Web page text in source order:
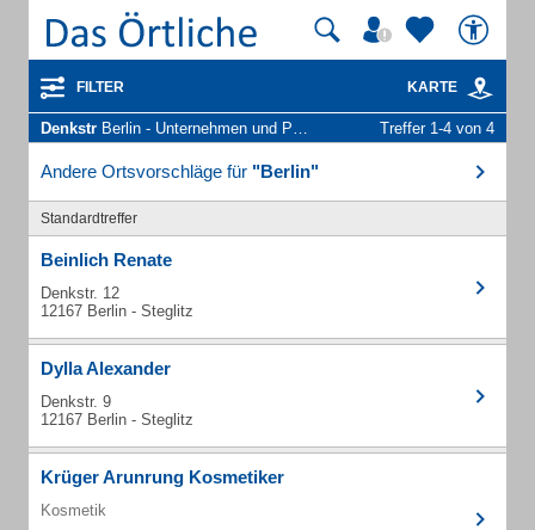
FILTER KARTE
Denkstr Berlin - Unternehmen und Personen Treffer 1-4 von 4
Andere Ortsvorschläge für "Berlin"
Standardtreffer
Beinlich Renate
Denkstr. 12
12167 Berlin - Steglitz
Dylla Alexander
Denkstr. 9
12167 Berlin - Steglitz
Krüger Arunrung Kosmetiker
Kosmetik